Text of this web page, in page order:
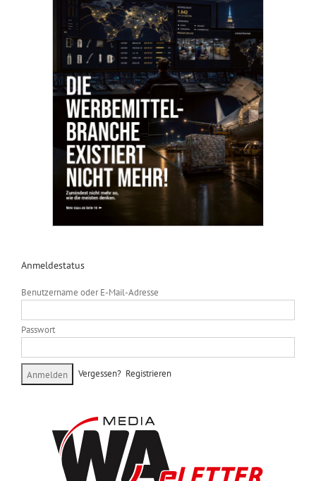
Anmeldestatus
Benutzername oder E-Mail-Adresse
Passwort
Vergessen? Registrieren